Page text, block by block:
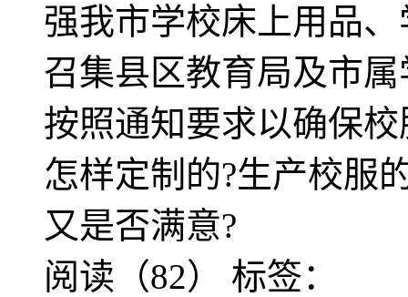
强我市学校床上用品
召集县区教育局及市
按照通知要求以确保
怎样定制的?生产校服
又是否满意?
阅读（82） 标签：